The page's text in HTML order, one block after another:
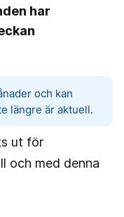
har
och kan
längre är aktuell.
ut för
och med denna